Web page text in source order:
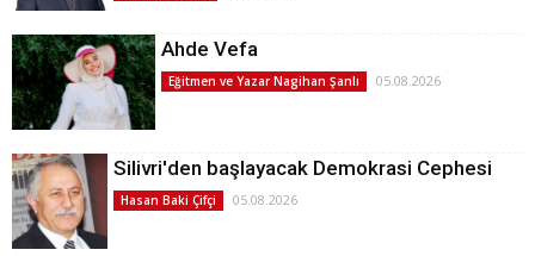
Ahde Vefa
Eğitmen ve Yazar Nagihan Şanlı 05.08.2026
Silivri'den başlayacak Demokrasi Cephesi
Hasan Baki Çifçi 05.08.2026